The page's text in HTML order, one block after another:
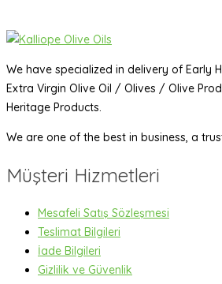
We have specialized in delivery of Early
Extra Virgin Olive Oil / Olives / Olive
Heritage Products.
We are one of the best in business, a
Müşteri Hizmetleri
Mesafeli Satış Sözleşmesi
Teslimat Bilgileri
İade Bilgileri
Gizlilik ve Güvenlik